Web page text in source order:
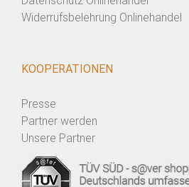
Widerrufsbelehrung Onlinehandel
KOOPERATIONEN
Presse
Partner werden
Unsere Partner